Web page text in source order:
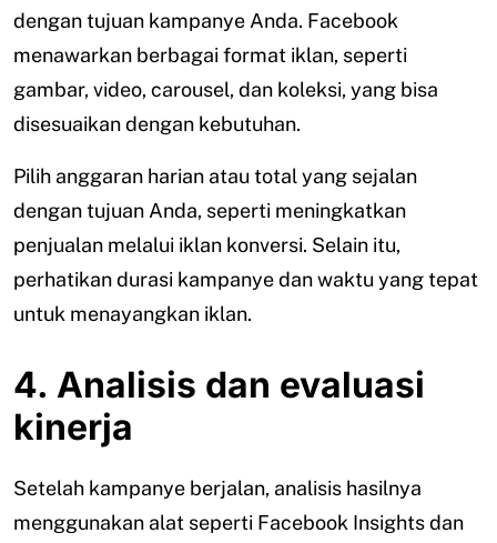
dengan tujuan kampanye Anda. Facebook
menawarkan berbagai format iklan, seperti
gambar, video, carousel, dan koleksi, yang bisa
disesuaikan dengan kebutuhan.
Pilih anggaran harian atau total yang sejalan
dengan tujuan Anda, seperti meningkatkan
penjualan melalui iklan konversi. Selain itu,
perhatikan durasi kampanye dan waktu yang tepat
untuk menayangkan iklan.
4. Analisis dan evaluasi
kinerja
Setelah kampanye berjalan, analisis hasilnya
menggunakan alat seperti Facebook Insights dan